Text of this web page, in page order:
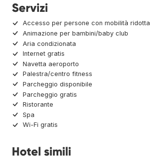
Servizi
Accesso per persone con mobilità ridotta
Animazione per bambini/baby club
Aria condizionata
Internet gratis
Navetta aeroporto
Palestra/centro fitness
Parcheggio disponibile
Parcheggio gratis
Ristorante
Spa
Wi-Fi gratis
Hotel simili